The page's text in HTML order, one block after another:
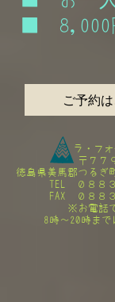
■ 8,000
ご予約
ラ・フ
〒７７
徳島県美馬郡つるぎ
TEL ０８８
FAX ０８８
​※お電話
8時～20時まで